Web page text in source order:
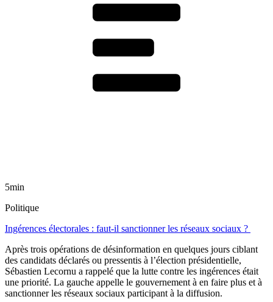
5min
Politique
Ingérences électorales : faut-il sanctionner les réseaux sociaux ?
Après trois opérations de désinformation en quelques jours ciblant
des candidats déclarés ou pressentis à l’élection présidentielle,
Sébastien Lecornu a rappelé que la lutte contre les ingérences était
une priorité. La gauche appelle le gouvernement à en faire plus et à
sanctionner les réseaux sociaux participant à la diffusion.